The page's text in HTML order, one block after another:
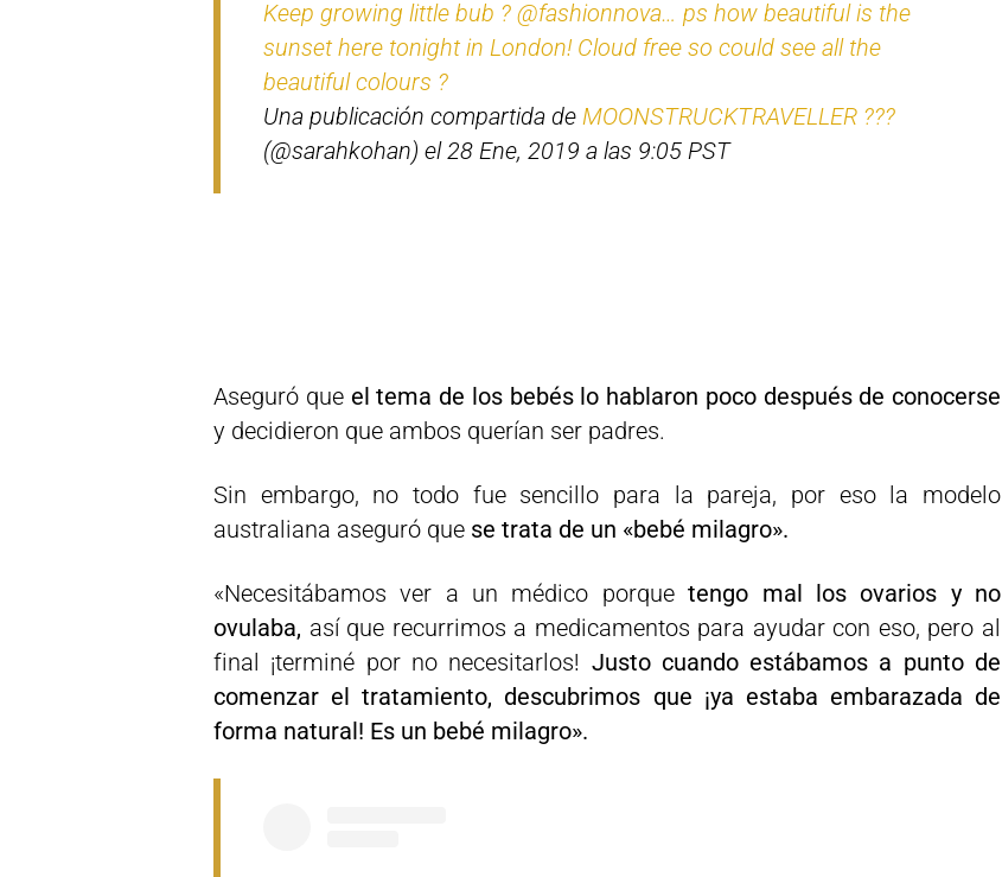
Keep growing little bub ? @fashionnova… ps how beautiful is the
sunset here tonight in London! Cloud free so could see all the
beautiful colours ?
Una publicación compartida de MOONSTRUCKTRAVELLER ???
(@sarahkohan) el 28 Ene, 2019 a las 9:05 PST
Aseguró que el tema de los bebés lo hablaron poco después de conocerse
y decidieron que ambos querían ser padres.
Sin embargo, no todo fue sencillo para la pareja, por eso la modelo
australiana aseguró que se trata de un «bebé milagro».
«Necesitábamos ver a un médico porquetengo mal los ovarios y no
ovulaba, así que recurrimos a medicamentos para ayudar con eso, pero al
final ¡terminé por no necesitarlos! Justo cuando estábamos a punto de
comenzar el tratamiento, descubrimos que ¡ya estaba embarazada de
forma natural! Es un bebé milagro».